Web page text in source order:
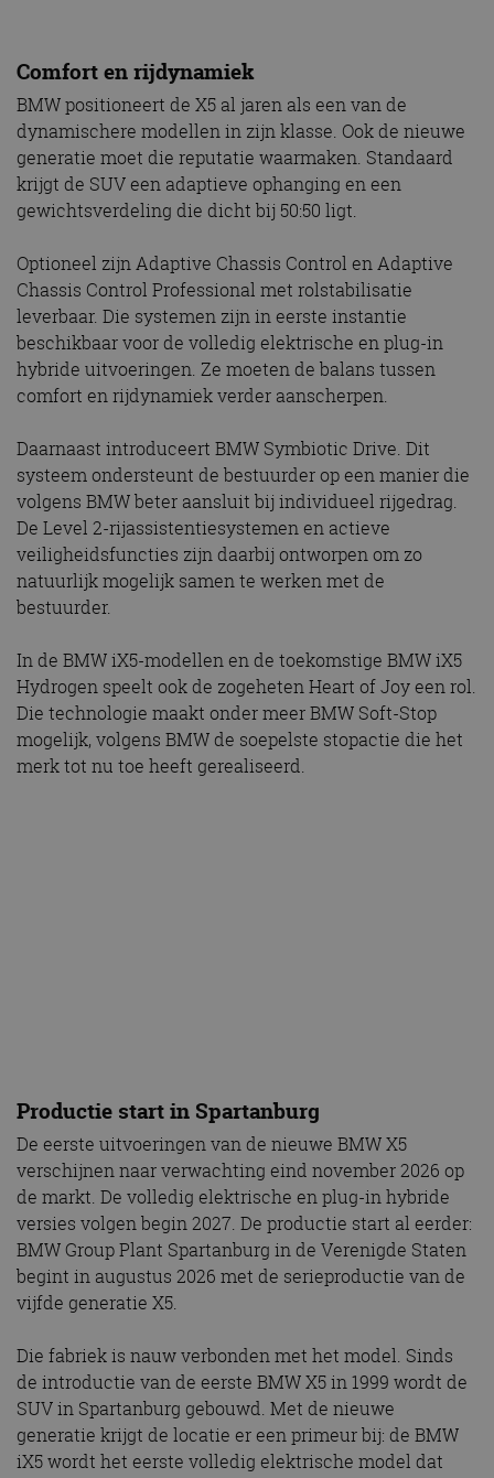
Comfort en rijdynamiek
BMW positioneert de X5 al jaren als een van de
dynamischere modellen in zijn klasse. Ook de nieuwe
generatie moet die reputatie waarmaken. Standaard
krijgt de SUV een adaptieve ophanging en een
gewichtsverdeling die dicht bij 50:50 ligt.
Optioneel zijn Adaptive Chassis Control en Adaptive
Chassis Control Professional met rolstabilisatie
leverbaar. Die systemen zijn in eerste instantie
beschikbaar voor de volledig elektrische en plug-in
hybride uitvoeringen. Ze moeten de balans tussen
comfort en rijdynamiek verder aanscherpen.
Daarnaast introduceert BMW Symbiotic Drive. Dit
systeem ondersteunt de bestuurder op een manier die
volgens BMW beter aansluit bij individueel rijgedrag.
De Level 2-rijassistentiesystemen en actieve
veiligheidsfuncties zijn daarbij ontworpen om zo
natuurlijk mogelijk samen te werken met de
bestuurder.
In de BMW iX5-modellen en de toekomstige BMW iX5
Hydrogen speelt ook de zogeheten Heart of Joy een rol.
Die technologie maakt onder meer BMW Soft-Stop
mogelijk, volgens BMW de soepelste stopactie die het
merk tot nu toe heeft gerealiseerd.
Die fabriek is nauw verbonden met het model. Sinds
de introductie van de eerste BMW X5 in 1999 wordt de
SUV in Spartanburg gebouwd. Met de nieuwe
generatie krijgt de locatie er een primeur bij: de BMW
iX5 wordt het eerste volledig elektrische model dat
daar van de band loopt.
Voor de productie van de elektrische X5 heeft BMW
hoogspanningsbatterijen van de zesde generatie
gebouwd. Die installatie gebruikt tijdens normaal
bedrijf geen fossiele brandstoffen. Volgens BMW past
dat in de bredere strategie om de CO2e-uitstoot in de
productie verder terug te dringen.